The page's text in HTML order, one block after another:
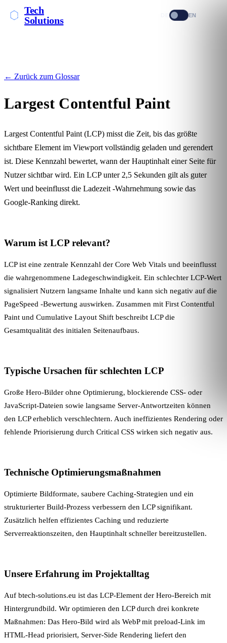
Tech
Solutions
EN
← Zurück zum Glossar
Largest Contentful Paint
Largest Contentful Paint (LCP) misst die Zeit, bis das größte
sichtbare Element im Viewport vollständig geladen und gerendert
ist. Diese Kennzahl bewertet, wann der Hauptinhalt einer Seite für
Nutzer sichtbar wird. Ein LCP unter 2,5 Sekunden gilt als guter
Wert und beeinflusst die Ladezeit -Wahrnehmung sowie das
Google-Ranking direkt.
Warum ist LCP relevant?
LCP ist eine zentrale Kennzahl der Core Web Vitals und beeinflusst
die wahrgenommene Ladegeschwindigkeit. Ein schlechter LCP-Wert
signalisiert Nutzern langsame Inhalte und kann sich negativ auf die
PageSpeed -Bewertung auswirken. Zusammen mit First Contentful
Paint und Cumulative Layout Shift beschreibt LCP die
Gesamtqualität des initialen Seitenaufbaus.
Typische Ursachen für schlechten LCP
Große Hero-Bilder ohne Optimierung, blockierende CSS- oder
JavaScript-Dateien sowie langsame Server-Antwortzeiten können
den LCP erheblich verschlechtern. Auch ineffizientes Rendering oder
fehlende Priorisierung durch Critical CSS wirken sich negativ aus.
Technische Optimierungsmaßnahmen
Optimierte Bildformate, saubere Caching-Strategien und ein
strukturierter Build-Prozess verbessern den LCP signifikant.
Zusätzlich helfen effizientes Caching und reduzierte
Serverreaktionszeiten, den Hauptinhalt schneller bereitzustellen.
Unsere Erfahrung im Projektalltag
Auf btech-solutions.eu ist das LCP-Element der Hero-Bereich mit
Hintergrundbild. Wir optimieren den LCP durch drei konkrete
Maßnahmen: Das Hero-Bild wird als WebP mit preload-Link im
HTML-Head priorisiert, Server-Side Rendering liefert den